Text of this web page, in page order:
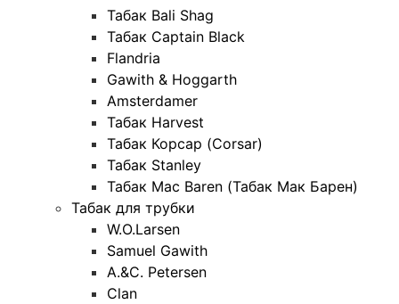
Табак Bali Shag
Табак Captain Black
Flandria
Gawith & Hoggarth
Amsterdamer
Табак Harvest
Табак Корсар (Corsar)
Табак Stanley
Табак Mac Baren (Табак Мак Барен)
Табак для трубки
W.O.Larsen
Samuel Gawith
A.&C. Petersen
Clan